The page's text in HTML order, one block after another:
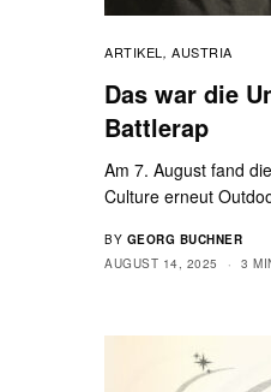
ARTIKEL , AUSTRIA
Das war die
Battlerap
Am 7. August fand
Culture erneut
BY GEORG BUCHNER
AUGUST 14, 2025
3